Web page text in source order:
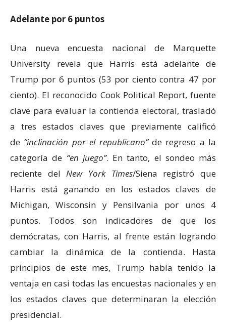
Adelante por 6 puntos
Una nueva encuesta nacional de Marquette
University revela que Harris está adelante de
Trump por 6 puntos (53 por ciento contra 47 por
ciento). El reconocido Cook Political Report, fuente
clave para evaluar la contienda electoral, trasladó
a tres estados claves que previamente calificó
de inclinación por el republicano de regreso a la
categoría de
en juego . En tanto, el sondeo más
reciente delNew York Times/Siena registró que
Harris está ganando en los estados claves de
Michigan, Wisconsin y Pensilvania por unos 4
puntos. Todos son indicadores de que los
demócratas, con Harris, al frente están logrando
cambiar la dinámica de la contienda. Hasta
principios de este mes, Trump había tenido la
ventaja en casi todas las encuestas nacionales y en
los estados claves que determinaran la elección
presidencial.